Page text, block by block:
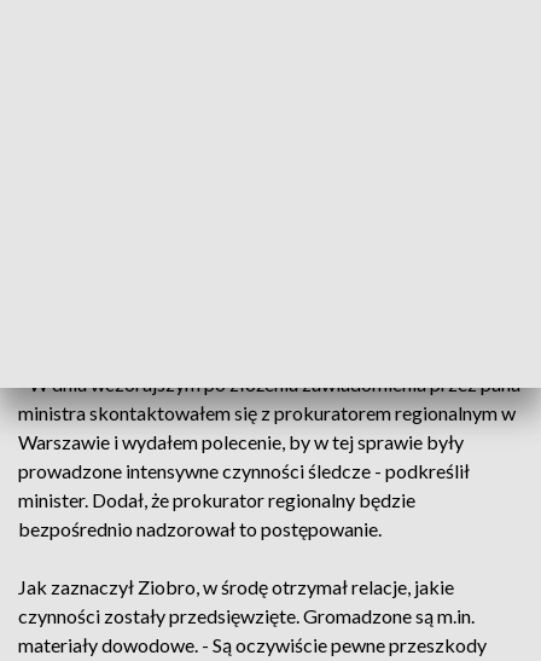
- W dniu wczorajszym po złożeniu zawiadomienia przez pana
ministra skontaktowałem się z prokuratorem regionalnym w
Warszawie i wydałem polecenie, by w tej sprawie były
prowadzone intensywne czynności śledcze - podkreślił
minister. Dodał, że prokurator regionalny będzie
bezpośrednio nadzorował to postępowanie.
Jak zaznaczył Ziobro, w środę otrzymał relacje, jakie
czynności zostały przedsięwzięte. Gromadzone są m.in.
materiały dowodowe. - Są oczywiście pewne przeszkody